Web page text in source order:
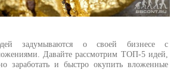
задумываются о своей бизнесе с
Давайте рассмотрим ТОП-5 идей,
заработать и быстро окупить вложенные